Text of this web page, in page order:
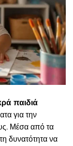
παιδιά
για την
Μέσα από τα
δυνατότητα να